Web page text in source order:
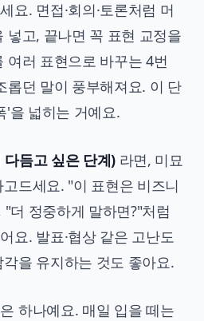
요. 면접·회의·토론처럼 머
넣고, 끝나면 꼭 표현 교정을
여러 표현으로 바꾸는 4번
롭던 말이 풍부해져요. 이 단
'을 넓히는 거예요.
듬고 싶은 단계)라면, 미묘
드세요. "이 표현은 비즈니
더 정중하게 말하면?"처럼
요. 발표·협상 같은 고난도
을 유지하는 것도 좋아요.
하나예요. 매일 입을 떼는